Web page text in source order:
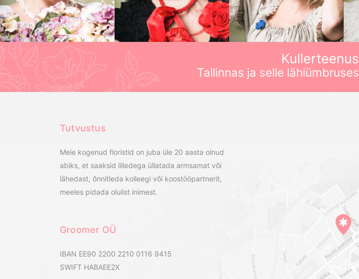
Kullerteenus
Tallinnas ja selle lähiümbruses
Tutvustus
Meie kogenud floristid on juba üle 20 aasta olnud
abiks, et saaksid lilledega üllatada armsamat või
lähedast, õnnitleda kolleegi või koostööpartnerit,
meeles pidada olulist inimest.
Groomer OÜ
IBAN EE90 2200 2210 0116 9415
SWIFT HABAEE2X